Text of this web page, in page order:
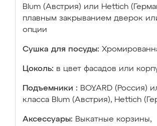
Blum (Австрия) или Hettich
плавным закрыванием дверок
опции
Сушка для посуды:
Цоколь: в цвет фасадов или
Подъемники : BOYARD (Россия)
класса Blum (Австрия), Hettich
Аксессуары: Выкатные корзины,